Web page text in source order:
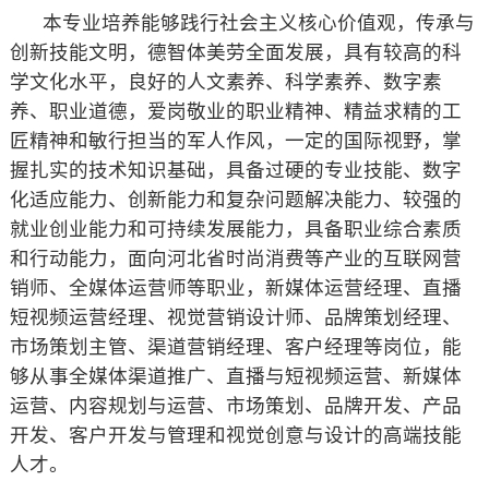
本专业培养能够践行社会主义核心价值观，传承与
创新技能文明，德智体美劳全面发展，具有较高的科
学文化水平，良好的人文素养、科学素养、数字素
养、职业道德，爱岗敬业的职业精神、精益求精的工
匠精神和敏行担当的军人作风，一定的国际视野，掌
握扎实的技术知识基础，具备过硬的专业技能、数字
化适应能力、创新能力和复杂问题解决能力、较强的
就业创业能力和可持续发展能力，具备职业综合素质
和行动能力，面向河北省时尚消费等产业的互联网营
销师、全媒体运营师等职业，新媒体运营经理、直播
短视频运营经理、视觉营销设计师、品牌策划经理、
市场策划主管、渠道营销经理、客户经理等岗位，能
够从事全媒体渠道推广、直播与短视频运营、新媒体
运营、内容规划与运营、市场策划、品牌开发、产品
开发、客户开发与管理和视觉创意与设计的高端技能
人才。